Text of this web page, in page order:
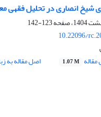
انصاری در تحلیل فقهی
123-142
10.22096/
1.07 M اصل مقاله به